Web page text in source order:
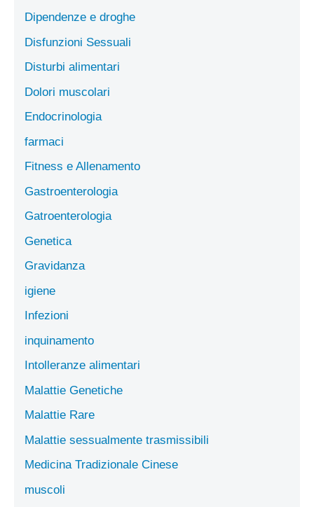
Dipendenze e droghe
Disfunzioni Sessuali
Disturbi alimentari
Dolori muscolari
Endocrinologia
farmaci
Fitness e Allenamento
Gastroenterologia
Gatroenterologia
Genetica
Gravidanza
igiene
Infezioni
inquinamento
Intolleranze alimentari
Malattie Genetiche
Malattie Rare
Malattie sessualmente trasmissibili
Medicina Tradizionale Cinese
muscoli